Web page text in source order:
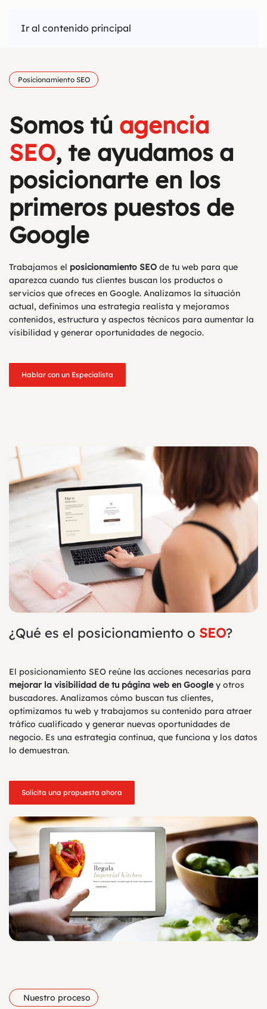
Ir al contenido principal
Posicionamiento SEO
Somos tú agencia
SEO, te ayudamos a
posicionarte en los
primeros puestos de
Google
Trabajamos el posicionamiento SEO de tu web para que
aparezca cuando tus clientes buscan los productos o
servicios que ofreces en Google. Analizamos la situación
actual, definimos una estrategia realista y mejoramos
contenidos, estructura y aspectos técnicos para aumentar la
visibilidad y generar oportunidades de negocio.
Hablar con un Especialista
¿Qué es el posicionamiento o SEO?
El posicionamiento SEO reúne las acciones necesarias para
mejorar la visibilidad de tu página web en Googley otros
buscadores. Analizamos cómo buscan tus clientes,
optimizamos tu web y trabajamos su contenido para atraer
tráfico cualificado y generar nuevas oportunidades de
negocio. Es una estrategia continua, que funciona y los datos
lo demuestran.
Solicita una propuesta ahora
Nuestro proceso